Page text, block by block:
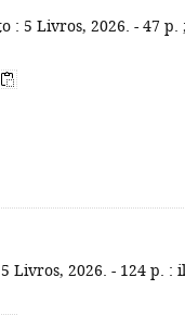
: 5 Livros, 2026. - 47 p.
Livros, 2026. - 124 p. :